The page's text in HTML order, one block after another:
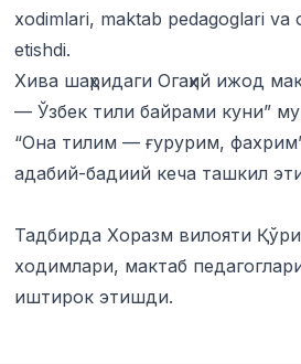
xodimlari, maktab pedagoglari va
etishdi.
Хива шаҳридаги Огаҳий ижод
— Ўзбек тили байрами куни”
“Она тилим — ғурурим,
адабий-бадиий кеча ташкил
Тадбирда Хоразм вилояти
ходимлари, мактаб
иштирок этишди.